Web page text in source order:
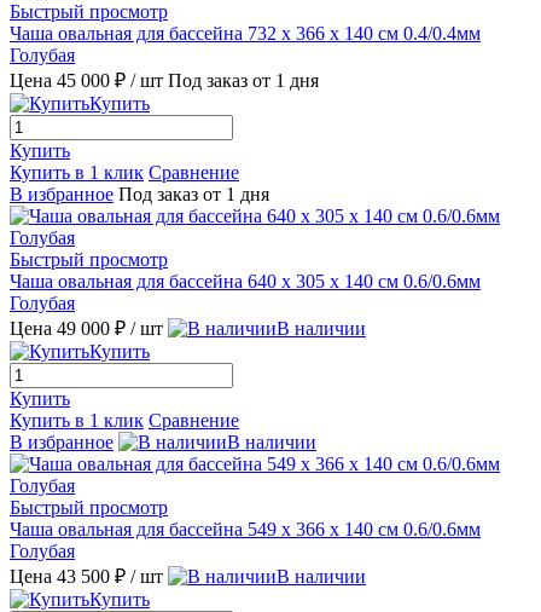
Быстрый просмотр
Чаша овальная для бассейна 732 х 366 х 140 см 0.4/0.4мм
Голубая
Цена 45 000 ₽ / шт Под заказ от 1 дня
Купить
Купить
Купить в 1 клик Сравнение
В избранное Под заказ от 1 дня
Быстрый просмотр
Чаша овальная для бассейна 640 х 305 х 140 см 0.6/0.6мм
Голубая
Цена 49 000 ₽ / шт
В наличии
Купить
Купить
Купить в 1 клик Сравнение
В избранное
В наличии
Быстрый просмотр
Чаша овальная для бассейна 549 х 366 х 140 см 0.6/0.6мм
Голубая
Цена 43 500 ₽ / шт
В наличии
Купить